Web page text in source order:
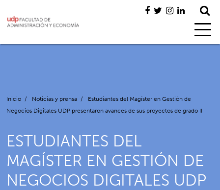
Inicio / Noticias y prensa /
Estudiantes del Magíster en Gestión de
Negocios Digitales UDP presentaron avances de sus proyectos de grado II
ESTUDIANTES DEL
MAGÍSTER EN GESTIÓN DE
NEGOCIOS DIGITALES UDP